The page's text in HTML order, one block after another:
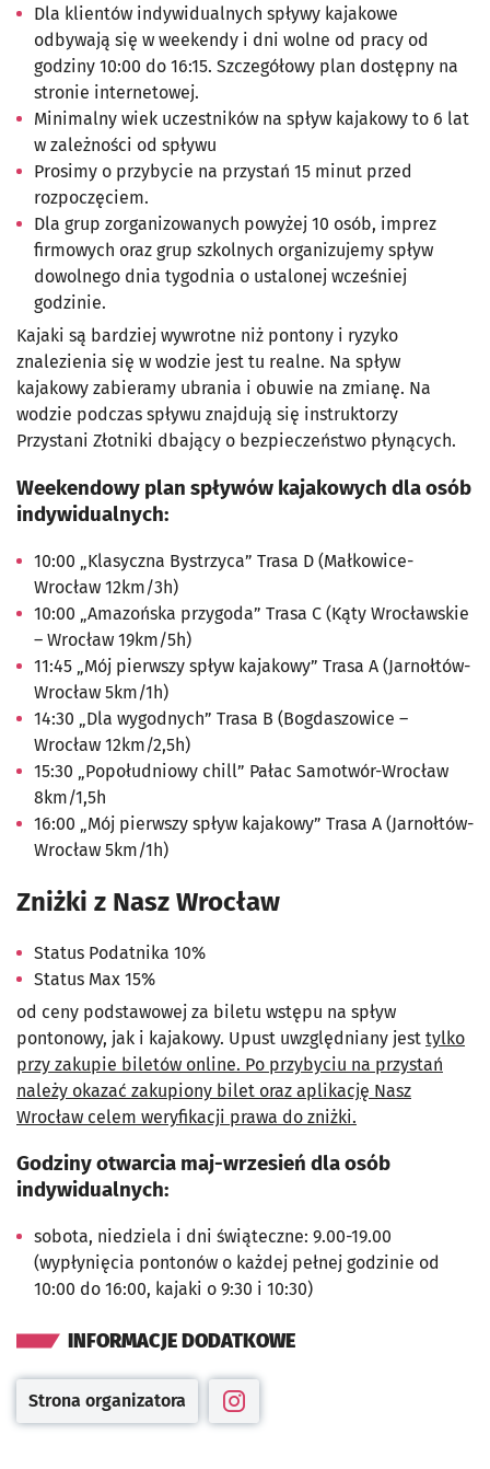
Dla klientów indywidualnych spływy kajakowe
odbywają się w weekendy i dni wolne od pracy od
godziny 10:00 do 16:15. Szczegółowy plan dostępny na
stronie internetowej.
Minimalny wiek uczestników na spływ kajakowy to 6 lat
w zależności od spływu
Prosimy o przybycie na przystań 15 minut przed
rozpoczęciem.
Dla grup zorganizowanych powyżej 10 osób, imprez
firmowych oraz grup szkolnych organizujemy spływ
dowolnego dnia tygodnia o ustalonej wcześniej
godzinie.
Kajaki są bardziej wywrotne niż pontony i ryzyko
znalezienia się w wodzie jest tu realne. Na spływ
kajakowy zabieramy ubrania i obuwie na zmianę. Na
wodzie podczas spływu znajdują się instruktorzy
Przystani Złotniki dbający o bezpieczeństwo płynących.
Weekendowy plan spływów kajakowych dla osób
indywidualnych:
10:00 „Klasyczna Bystrzyca” Trasa D (Małkowice-
Wrocław 12km/3h)
10:00 „Amazońska przygoda” Trasa C (Kąty Wrocławskie
– Wrocław 19km/5h)
11:45 „Mój pierwszy spływ kajakowy” Trasa A (Jarnołtów-
Wrocław 5km/1h)
14:30 „Dla wygodnych” Trasa B (Bogdaszowice –
Wrocław 12km/2,5h)
15:30 „Popołudniowy chill” Pałac Samotwór-Wrocław
8km/1,5h
16:00 „Mój pierwszy spływ kajakowy” Trasa A (Jarnołtów-
Wrocław 5km/1h)
Zniżki z Nasz Wrocław
Status Podatnika 10%
Status Max 15%
od ceny podstawowej za biletu wstępu na spływ
pontonowy, jak i kajakowy. Upust uwzględniany jest tylko
przy zakupie biletów online. Po przybyciu na przystań
należy okazać zakupiony bilet oraz aplikację Nasz
Wrocław celem weryfikacji prawa do zniżki.
Godziny otwarcia maj-wrzesień dla osób
indywidualnych:
sobota, niedziela i dni świąteczne: 9.00-19.00
(wypłynięcia pontonów o każdej pełnej godzinie od
10:00 do 16:00, kajaki o 9:30 i 10:30)
INFORMACJE DODATKOWE
Otwiera się w nowej karcie
Strona organizatora
Otwiera się w nowej karcie